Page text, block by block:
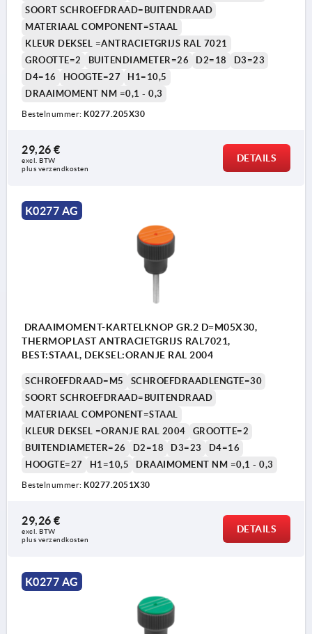
1) Stelschroeven voor het instellen van het
SOORT SCHROEFDRAAD=BUITENDRAAD
MATERIAAL COMPONENT=STAAL
KLEUR DEKSEL =ANTRACIETGRIJS RAL 7021
GROOTTE=2
BUITENDIAMETER=26 D2=18
D3=23
D4=16
HOOGTE=27
H1=10,5
DRAAIMOMENT NM =0,1 - 0,3
Bestelnummer: K0277.205X30
29,26 €
excl. BTW
plus verzendkosten
DETAILS
K0277 AG
DRAAIMOMENT-KARTELKNOP GR.2 D=M05X30,
THERMOPLAST ANTRACIETGRIJS RAL7021,
BEST:STAAL, DEKSEL:ORANJE RAL 2004
SCHROEFDRAAD=M5
SCHROEFDRAADLENGTE=30
SOORT SCHROEFDRAAD=BUITENDRAAD
MATERIAAL COMPONENT=STAAL
KLEUR DEKSEL =ORANJE RAL 2004
GROOTTE=2
BUITENDIAMETER=26
D2=18 D3=23
D4=16
HOOGTE=27
H1=10,5 DRAAIMOMENT NM =0,1 - 0,3
Bestelnummer: K0277.2051X30
29,26 €
excl. BTW
plus verzendkosten
DETAILS
K0277 AG